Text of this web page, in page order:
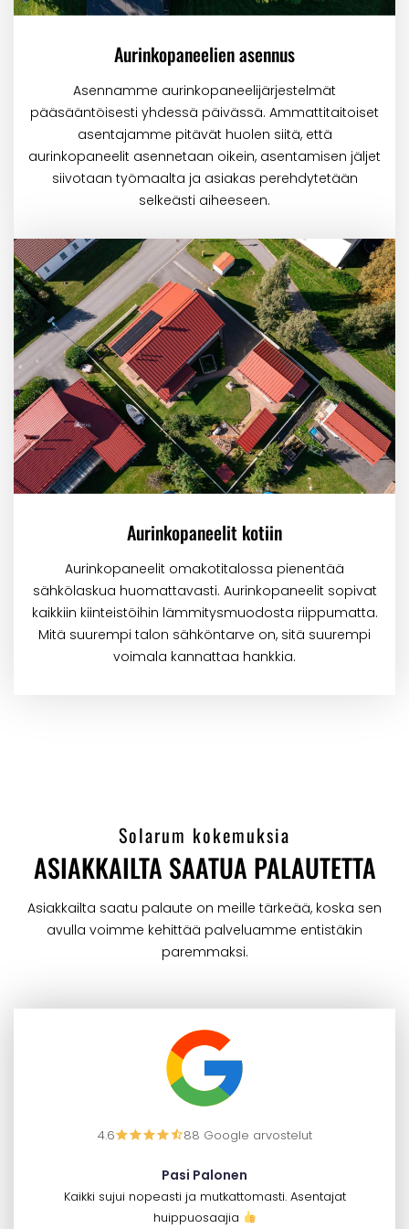
Aurinkopaneelien asennus
Asennamme aurinkopaneelijärjestelmät
pääsääntöisesti yhdessä päivässä. Ammattitaitoiset
asentajamme pitävät huolen siitä, että
aurinkopaneelit asennetaan oikein, asentamisen jäljet
siivotaan työmaalta ja asiakas perehdytetään
selkeästi aiheeseen.
Aurinkopaneelit kotiin
Aurinkopaneelit omakotitalossa pienentää
sähkölaskua huomattavasti. Aurinkopaneelit sopivat
kaikkiin kiinteistöihin lämmitysmuodosta riippumatta.
Mitä suurempi talon sähköntarve on, sitä suurempi
voimala kannattaa hankkia.
Solarum kokemuksia
ASIAKKAILTA SAATUA PALAUTETTA
Asiakkailta saatu palaute on meille tärkeää, koska sen
avulla voimme kehittää palveluamme entistäkin
paremmaksi.
4.6 88 Google arvostelut
Pasi Palonen
Kaikki sujui nopeasti ja mutkattomasti. Asentajat
huippuosaajia